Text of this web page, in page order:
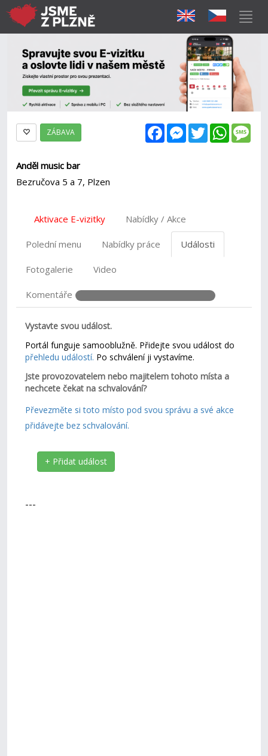
FacebookMessenger
Twitter
ZÁBAVA
Anděl music bar
Bezručova 5 a 7, Plzen
Aktivace E-vizitky Nabídky / Akce
Polední menu Nabídky práce Události
Fotogalerie Video
Komentáře
Vystavte svou událost.
Portál funguje samooblužně. Přidejte svou událost do
přehledu událostí. Po schválení ji vystavíme.
Jste provozovatelem nebo majitelem tohoto místa a
nechcete čekat na schvalování?
Převezměte si toto místo pod svou správu a své akce
přidávejte bez schvalování.
+ Přidat událost
---